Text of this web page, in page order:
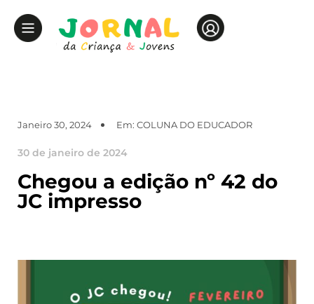
Janeiro 30, 2024 Em: COLUNA DO EDUCADOR
30 de janeiro de 2024
Chegou a edição nº 42 do
JC impresso